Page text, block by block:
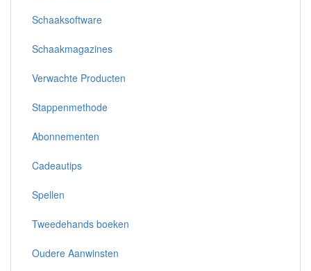
Schaaksoftware
Schaakmagazines
Verwachte Producten
Stappenmethode
Abonnementen
Cadeautips
Spellen
Tweedehands boeken
Oudere Aanwinsten